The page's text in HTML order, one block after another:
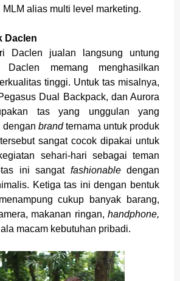
alias multi level marketing.
Daclen
Daclen jualan langsung untung
memang menghasilkan
tinggi. Untuk tas misalnya,
Dual Backpack, dan Aurora
tas yang unggulan yang
dengan brandternama untuk produk
sangat cocok dipakai untuk
sehari-hari sebagai teman
tas ini sangat fashionabledengan
Ketiga tas ini dengan bentuk
cukup banyak barang,
makanan ringan,handphone,
macam kebutuhan pribadi.